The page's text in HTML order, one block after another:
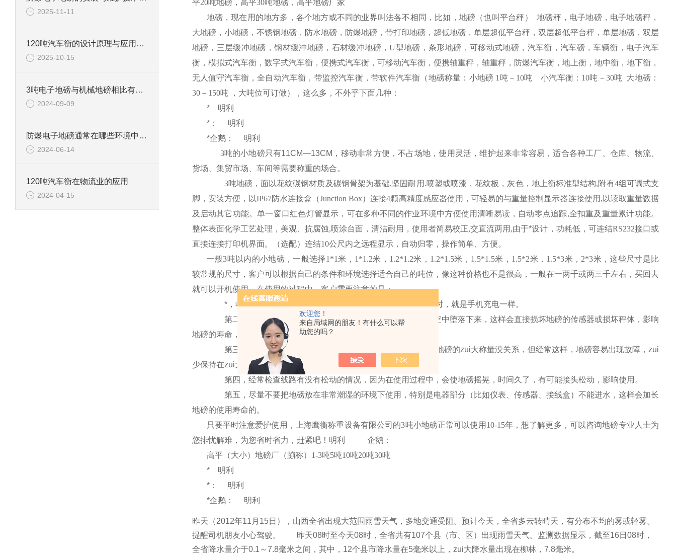
欢迎您！
来自局域网的朋友！有什么可以帮
助您的吗？
2025-11-11
120吨汽车衡的设计原理与应用领域
2025-10-15
3吨电子地磅与机械地磅相比有哪些优势？
2024-09-09
防爆电子地磅通常在哪些环境中使用？
2024-06-14
120吨汽车衡在物流业的应用
2024-04-15
平20吨地磅，高平30吨地磅，高平地磅厂家
地磅，现在用的地方多，各个地方或不同的业界叫法各不相同，比如，地磅（也叫平台秤）
地磅秤，电子地磅，电子地磅秤，
大地磅，小地磅，不锈钢地磅，防水地磅，防爆地磅，带打印地磅，超低地磅，单层超低平台秤，双层超低平台秤，单层地磅，双层
地磅，三层缓冲地磅，钢材缓冲地磅，石材缓冲地磅，U型地磅，条形地磅，可移动式地磅，汽车衡，汽车磅，车辆衡，电子汽车
衡，模拟式汽车衡，数字式汽车衡，便携式汽车衡，可移动汽车衡，便携轴重秤，轴重秤，防爆汽车衡，地上衡，地中衡，地下衡，
无人值守汽车衡，全自动汽车衡，带监控汽车衡，带软件汽车衡（地磅称量：小地磅 1 吨－ 10吨 小汽车衡： 10吨－ 30吨 大地磅：
30－ 150吨
，大吨位可订做），这么多，不外乎下面几种：
*
明利
*：
明利
*企鹅：
明利
3吨的小地磅只有11CM—13CM ，移动非常方便，不占场地，使用灵活，维护起来非常容易，适合各种工厂、仓库、物流、
货场、集贸市场、车间等需要称重的场合。
3吨地磅，面以花纹碳钢材质及碳钢骨架为基础,坚固耐用 .喷塑或喷漆，花纹板，灰色，地上衡标准型结构,附有4组可调式支
脚，安装方便，以IP67防水连接盒（Junction Box）连接4颗高精度感应器使用，可轻易的与重量控制显示器连接使用 , 以读取重量数据
及启动其它功能。单一窗口红色灯管显示，可在多种不同的作业环境中方便使用清晰易读，自动零点追踪,全扣重及重量累计功能。
整体表面化学工艺处理，美观、抗腐蚀,喷涂台面，清洁耐用，使用者简易校正,交直流两用 ,由于*设计，功耗低，可连结RS232接口或
直接连接打印机界面。（选配）连结10公尺内之远程显示，自动归零，操作简单、方便。
一般3吨以内的小地磅，一般选择1*1米 ， 1*1.2米 ， 1.2*1.2米 ， 1.2*1.5米 ， 1.5*1.5米 ， 1.5*2米 ， 1.5*3米 ， 2*3米 ，这些尺寸是比
较常规的尺寸，客户可以根据自己的条件和环境选择适合自己的吨位，像这种价格也不是很高，一般在一两千或两三千左右， 买回去
就可以开机使用。在使用的过程中，客户需要注意的是：
*，收到货后，把仪表内的电用完，前三次充电zui少充满
小时，就是手机充电一样。
第二，平时使用过程中，禁止把物体直接扔向地磅，或从高空中堕落下来，这样会直接损坏地磅的传感器或损坏秤体，影响
地磅的寿命，应该轻拿轻放。
第三，不要超过地磅的zui大称量。偶尔一次，物体重量大于地磅的zui大称量没关系，但经常这样，地磅容易出现故障，zui
少保持在zui大称量以内作业。
第四，经常检查线路有没有松动的情况，因为在使用过程中，会使地磅摇晃，时间久了，有可能接头松动，影响使用。
第五，尽量不要把地磅放在非常潮湿的环境下使用，特别是电器部分（比如仪表、传感器、接线盒）不能进水，这样会加长
地磅的使用寿命的。
只要平时注意爱护使用，上海鹰衡称重设备有限公司的3吨小地磅正常可以使用 10-15年，想了解更多，可以咨询地磅专业人士为
您排忧解难，为您省时省力，赶紧吧！ 明利
企鹅：
高平（大小） 地磅厂（蹦称） 1-3吨5吨10吨20吨30吨
*
明利
*：
明利
*企鹅：
明利
昨天（2012年11 月 15日 ），山西全省出现大范围雨雪天气，多地交通受阻。预计今天，全省多云转晴天，有分布不均的雾或轻雾。
提醒司机朋友小心驾驶。 昨天08时至今天08时，全省共有107个县（市、区）出现雨雪天气。监测数据显示，截至16 日 08时，
全省降水量介于0.1 ～7.8毫米之间，其中，12个县市降水量在5毫米 以上，zui大降水量出现在柳林， 7.8毫米。